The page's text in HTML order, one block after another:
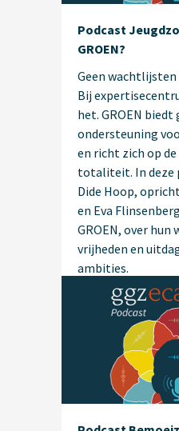
Podcast
GROEN?
Geen wachtlijsten
Bij
het. GROEN biedt
ondersteuning
en richt zich op
totaliteit. In deze
Dide Hoop,
en Eva
GROEN, over hun
vrijheden en
ambities.